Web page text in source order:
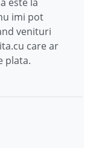
imi pot
venituri
care ar
plata.